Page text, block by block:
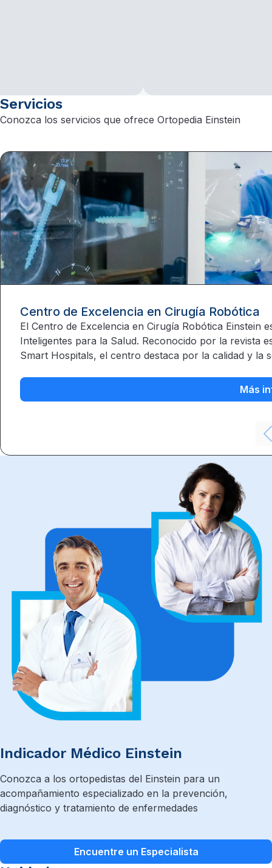
Servicios
Conozca los servicios que ofrece Ortopedia Einstein
Centro de Excelencia en Cirugía Robótica
El Centro de Excelencia en Cirugía Robótica Einstein
Inteligentes para la Salud. Reconocido por la revista
Smart Hospitals, el centro destaca por la calidad y la
Más
Indicador Médico Einstein
Conozca a los ortopedistas del Einstein para un
acompañamiento especializado en la prevención,
diagnóstico y tratamiento de enfermedades
Encuentre un Especialista